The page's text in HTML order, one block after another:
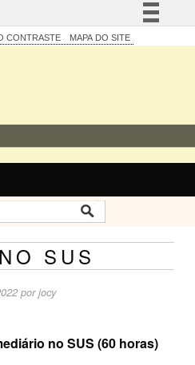
Simplifique!
CONTRASTE MAPA DO SITE
SUS
porjocy
no SUS (60 horas)